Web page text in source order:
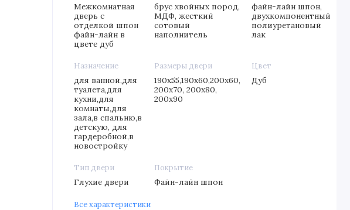
Межкомнатная
дверь с
отделкой шпон
файн-лайн в
цвете дуб
брус хвойных пород,
МДФ, жесткий
сотовый
наполнитель
файн-лайн шпон,
двухкомпонентный
полиуретановый
лак
Назначение
для ванной,для
туалета,для
кухни,для
комнаты,для
зала,в спальню,в
детскую, для
гардеробной,в
новостройку
Размеры двери
190х55,190х60,200х60,
200х70, 200х80,
200х90
Цвет
Дуб
Тип двери
Глухие двери
Покрытие
Файн-лайн шпон
Все характеристики